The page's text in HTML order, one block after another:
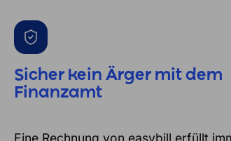
Sicher kein Ärger mit dem
Finanzamt
Eine Rechnung von easybill erfüllt